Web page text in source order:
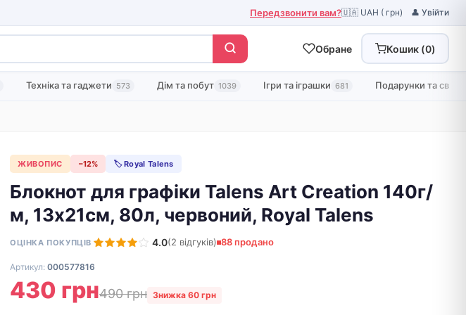
Передзвонити вам?🇺🇦 UAH ( грн) 👤 Увійти
Обране Кошик (0)
Техніка та гаджети 573 Дім та побут 1039 Ігри та іграшки 681 Подарунки та свята
ЖИВОПИС −12% 🏷 Royal Talens
Блокнот для графіки Talens Art Creation 140г/
м, 13х21см, 80л, червоний, Royal Talens
ОЦІНКА ПОКУПЦІВ 4.0(2 відгуків) 88 продано
Артикул: 000577816
430 грн490 грн Знижка 60 грн